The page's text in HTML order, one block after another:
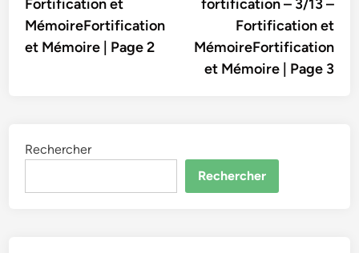
l’article
Fortification et
MémoireFortification
et Mémoire | Page 2
fortification – 3/13 –
Fortification et
MémoireFortification
et Mémoire | Page 3
Rechercher
Rechercher